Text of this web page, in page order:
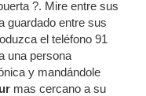
?. Mire entre sus
guardado entre sus
el teléfono 91
una persona
y mandándole
mas cercano a su